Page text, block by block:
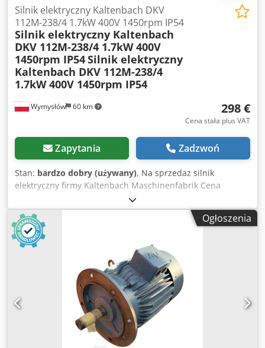
Wymysłów 60 km
Silnik elektryczny Kaltenbach DKV
112M-238/4 1.7kW 400V 1450rpm IP54
Silnik elektryczny Kaltenbach
DKV 112M-238/4 1.7kW 400V
1450rpm IP54Silnik elektryczny
Kaltenbach DKV 112M-238/4
1.7kW 400V 1450rpm IP54
298 €
Cena stała plus VAT
Zapytania Zadzwoń
Stan: bardzo dobry (używany), Na sprzedaz silnik
elektryczny firmy Kaltenbach Maschinenfabrik Cena
dotyczy 1 sztuki Stan uzywany sprawny Silnik sprawdzony
miernikiem Widoczne normalne slady uzytkowania oraz
magazynowania Cedpfx Abjyv Uvxj Horf Dane techniczne
Producent Kaltenbach Maschinenfabrik Typ DKV 112M 238
4 Silnik trojfazowy Moc 1 7 2 6 kW Napiecie 400 V 50 Hz
Stopien ochrony IP54 Klasa izolacji F Obroty 700 1415 obr
min Silnik wielobiegowy Dahlander Srednica walka okolo
Ogłoszenia